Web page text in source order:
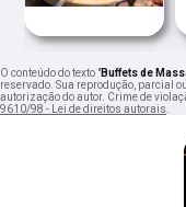
O conteúdo do texto "Buffets de
reservado. Sua reprodução, parcial
autorização do autor. Crime de
9610/98 - Lei de direitos autorais